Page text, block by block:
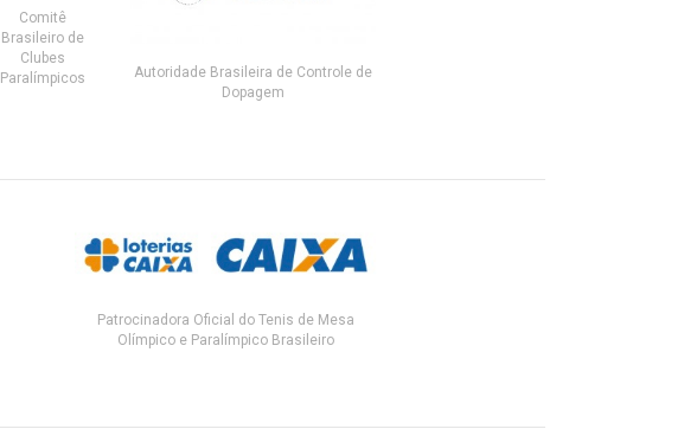
Comitê
Brasileiro de
Clubes
Paralímpicos
Autoridade Brasileira de Controle de
Dopagem
Patrocinadora Oficial do Tenis de Mesa
Olímpico e Paralímpico Brasileiro